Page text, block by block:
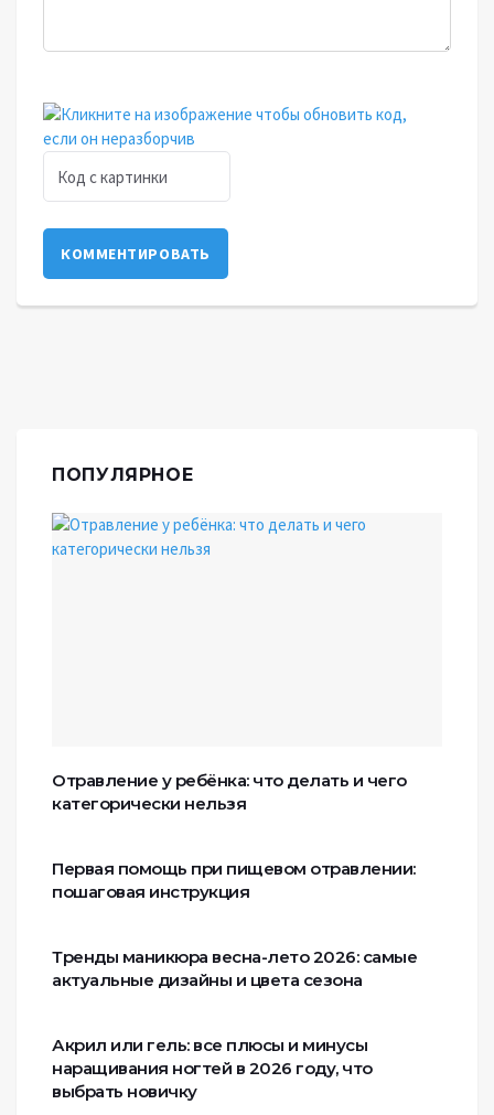
КОММЕНТИРОВАТЬ
ПОПУЛЯРНОЕ
Отравление у ребёнка: что делать и чего
категорически нельзя
Первая помощь при пищевом отравлении:
пошаговая инструкция
Тренды маникюра весна-лето 2026: самые
актуальные дизайны и цвета сезона
Акрил или гель: все плюсы и минусы
наращивания ногтей в 2026 году, что
выбрать новичку